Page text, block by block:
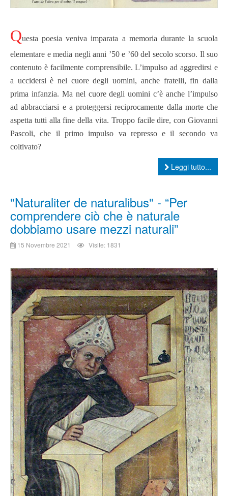
Questa poesia veniva imparata a memoria durante la scuola
elementare e media negli anni ’50 e ’60 del secolo scorso. Il suo
contenuto è facilmente comprensibile. L’impulso ad aggredirsi e
a uccidersi è nel cuore degli uomini, anche fratelli, fin dalla
prima infanzia. Ma nel cuore degli uomini c’è anche l’impulso
ad abbracciarsi e a proteggersi reciprocamente dalla morte che
aspetta tutti alla fine della vita. Troppo facile dire, con Giovanni
Pascoli, che il primo impulso va represso e il secondo va
coltivato?
Leggi tutto...
"Naturaliter de naturalibus" - “Per
comprendere ciò che è naturale
dobbiamo usare mezzi naturali”
15 Novembre 2021 Visite: 1831